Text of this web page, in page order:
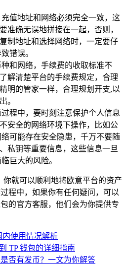
充值地址和网络必须完全一致，这
准确无误地拼接在一起，否则，
制地址和选择网络时，一定要仔
错误。
和网络，手续费的收取标准不
解清楚平台的手续费规定，合理
明的管家一样，合理规划开支,以
。
程中，要时刻注意保护个人信息
安全的网络环境下操作，比如公
可能存在安全隐患，千万不要随
私钥等重要信息，这些信息一旦
巨大的风险。
你就可以顺利地将欧意平台的资产
程中，如果你有任何疑问，可以
的官方客服，他们会为你提供专
内使用情况解析
TP 钱包的详细指南
否有发币？一文为你解答